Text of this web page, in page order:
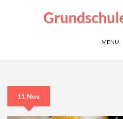
MENU
11 Nov.